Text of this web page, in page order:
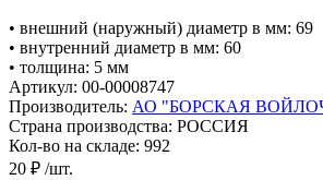
• внешний (наружный) диаметр в мм: 69
• внутренний диаметр в мм: 60
• толщина: 5 мм
Артикул: 00-00008747
Производитель: АО "БОРСКАЯ
Страна производства: РОССИЯ
Кол-во на складе: 992
20 ₽ /шт.